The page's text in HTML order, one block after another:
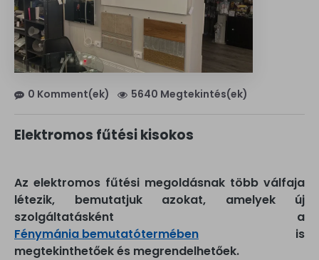
0 Komment(ek) 5640 Megtekintés(ek)
Elektromos fűtési kisokos
Az elektromos fűtési megoldásnak több válfaja
létezik, bemutatjuk azokat, amelyek új
szolgáltatásként a
Fénymánia bemutatótermében is
megtekinthetőek és megrendelhetőek.